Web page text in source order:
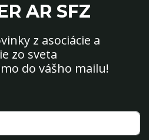
AR SFZ
z asociácie a
zo sveta
do vášho mailu!